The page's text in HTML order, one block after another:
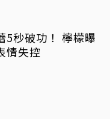
5秒破功！ 檸檬曝
情失控